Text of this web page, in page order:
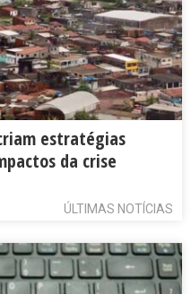
estratégias
da crise
ÚLTIMAS NOTÍCIAS